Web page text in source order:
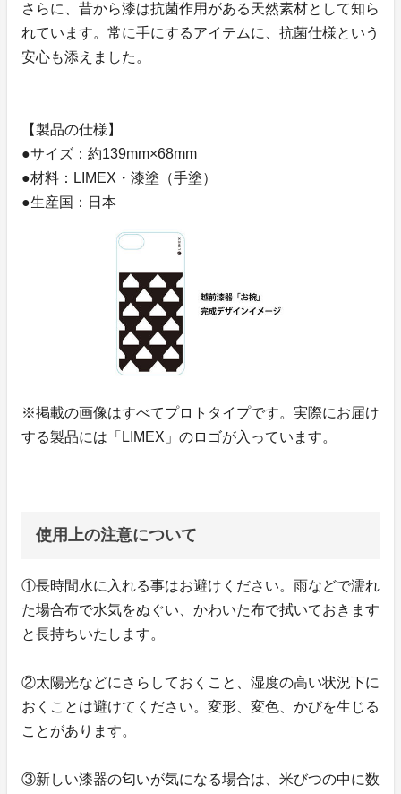
さらに、昔から漆は抗菌作用がある天然素材として知ら
れています。常に手にするアイテムに、抗菌仕様という
安心も添えました。
【製品の仕様】
●サイズ：約139mm×68mm
●材料：LIMEX・漆塗（手塗）
●生産国：日本
※掲載の画像はすべてプロトタイプです。実際にお届け
する製品には「LIMEX」のロゴが入っています。
使用上の注意について
①長時間水に入れる事はお避けください。雨などで濡れ
た場合布で水気をぬぐい、かわいた布で拭いておきます
と長持ちいたします。
②太陽光などにさらしておくこと、湿度の高い状況下に
おくことは避けてください。変形、変色、かびを生じる
ことがあります。
③新しい漆器の匂いが気になる場合は、米びつの中に数